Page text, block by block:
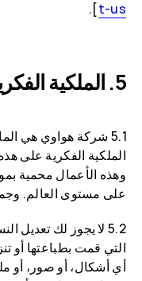
t-us
].
الملكية
5.1 شركة هواوي هي
الملكية الفكرية على
وهذه الأعمال محمية
على مستوى العالم.
5.2 لا يجوز لك تعديل
التي قمت بطباعتها أو
أي أشكال، أو صور، أو